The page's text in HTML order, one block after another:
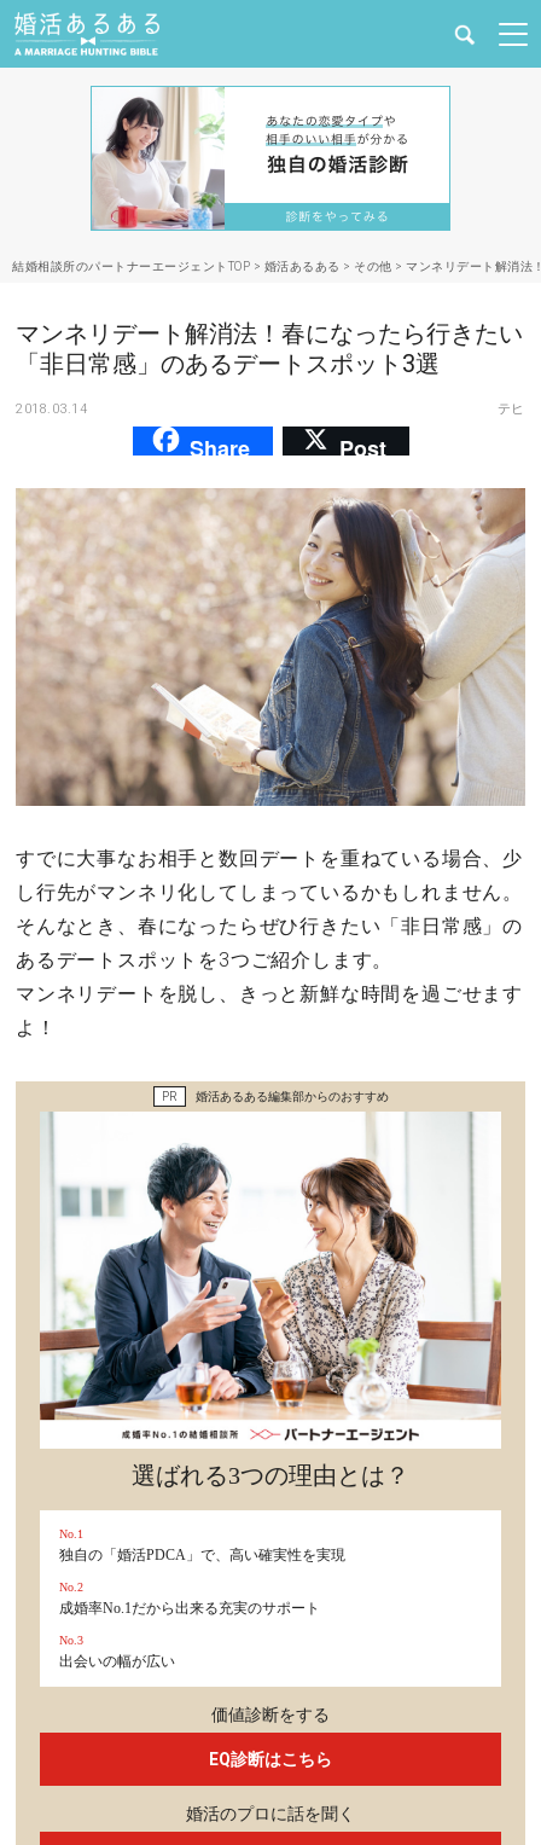
婚活と結婚
恋愛の悩み
合コン・街コン
マッチングアプリ
あるある
その他
ドキドキ
仕事とキャリア
特集
占い・診断
ファッション・美容
趣味・旅行
心の処方箋
カルチャー・トレンド・芸能
驚き
結婚相談所のパートナーエージェントTOP > 婚活あるある > その他 > マンネリデート解消法
マンネリデート解消法！春になったら行きたい
「非日常感」のあるデートスポット3選
2018.03.14 テヒ
Share Post
すでに大事なお相手と数回デートを重ねている場合、少
し行先がマンネリ化してしまっているかもしれません。
そんなとき、春になったらぜひ行きたい「非日常感」の
あるデートスポットを3つご紹介します。
マンネリデートを脱し、きっと新鮮な時間を過ごせます
よ！
PR 婚活あるある編集部からのおすすめ
選ばれる3つの理由とは？
No.1
独自の「婚活PDCA」で、高い確実性を実現
No.2
成婚率No.1だから出来る充実のサポート
No.3
出会いの幅が広い
価値診断をする
EQ診断はこちら
婚活のプロに話を聞く